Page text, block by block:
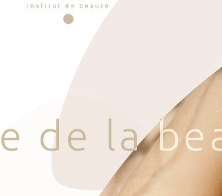
e d e la be